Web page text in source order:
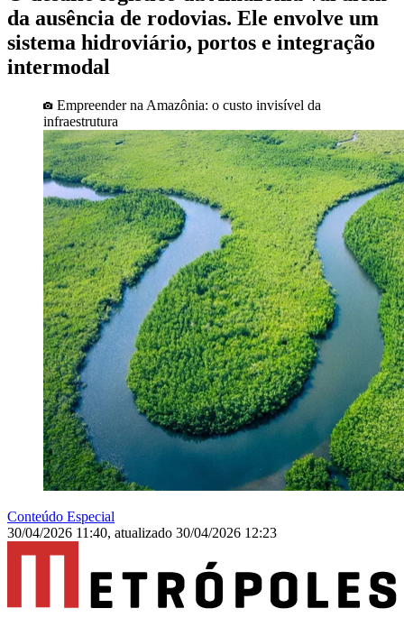
da ausência de rodovias. Ele envolve um
sistema hidroviário, portos e integração
intermodal
Empreender na Amazônia: o custo invisível da
infraestrutura
Conteúdo Especial
30/04/2026 11:40, atualizado 30/04/2026 12:23